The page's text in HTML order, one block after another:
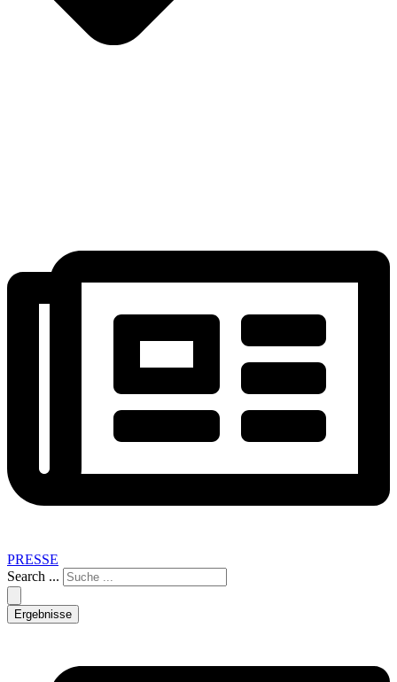
PRESSE
Search ...
Ergebnisse